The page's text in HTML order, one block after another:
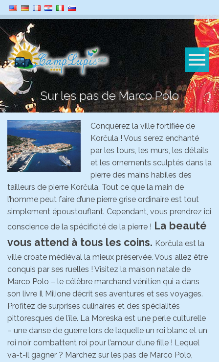
Sur les pas de Marco Polo
Conquérez la ville fortifiée de
Korčula ! Vous serez enchanté
par les tours, les murs, les détails
et les ornements sculptés dans la
pierre des mains habiles des
tailleurs de pierre Korčula. Tout ce que la main de
l’homme peut faire d’une pierre grise ordinaire est tout
simplement époustouflant. Cependant, vous prendrez ici
conscience de la spécificité de la pierre ! La beauté
vous attend à tous les coins. Korčula est la
ville croate médiéval la mieux préservée. Vous allez être
conquis par ses ruelles ! Visitez la maison natale de
Marco Polo – le célèbre marchand vénitien qui a dans
son livre Il Milione décrit ses aventures et ses voyages.
Profitez de surprises culinaires et des spécialités
pittoresques de l’île. La Moreska est une perle culturelle
– une danse de guerre lors de laquelle un roi blanc et un
roi noir combattent roi pour l’amour d’une fille ! Lequel
va-t-il gagner ? Marchez sur les pas de Marco Polo,